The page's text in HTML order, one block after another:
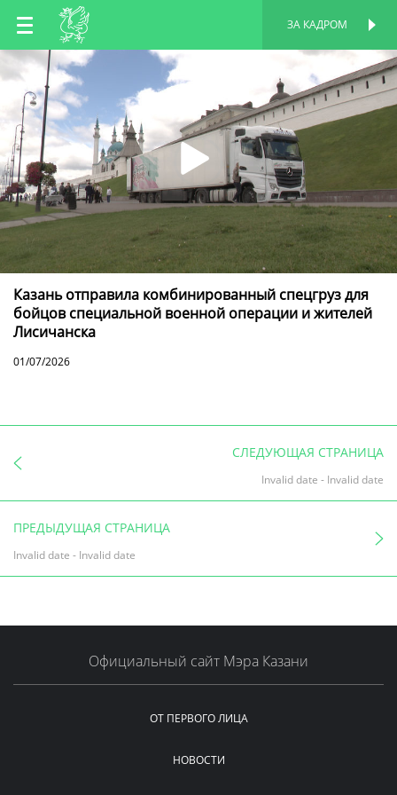
RU
TT
ЗА КАДРОМ
Казань отправила комбинированный спецгруз для
бойцов специальной военной операции и жителей
Лисичанска
01/07/2026
СЛЕДУЮЩАЯ СТРАНИЦА
Invalid date - Invalid date
ПРЕДЫДУЩАЯ СТРАНИЦА
Invalid date - Invalid date
Официальный сайт Мэра Казани
ОТ ПЕРВОГО ЛИЦА
НОВОСТИ
ПЕРСОНАЛЬНАЯ
СТРАНИЦА